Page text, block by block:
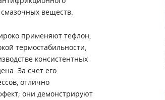
веществ.
применяют тефлон,
термостабильности,
консистентных
За счет его
отлично
они демонстрируют